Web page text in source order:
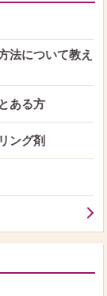
法について教え
ある方
ング剤